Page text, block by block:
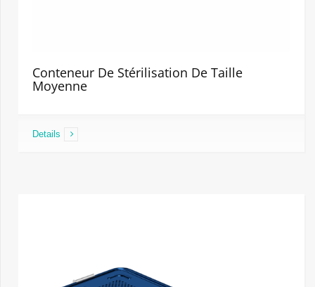
Conteneur De Stérilisation De Taille
Moyenne
Details